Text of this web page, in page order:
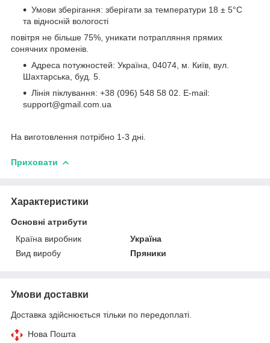
Умови зберігання: зберігати за температури 18 ± 5°C
та відносній вологості
повітря не більше 75%, уникати потрапляння прямих
сонячних променів.
Адреса потужностей: Україна, 04074, м. Київ, вул.
Шахтарська, буд. 5.
Лінія піклування: +38 (096) 548 58 02. E-mail:
support@gmail.com.ua
На виготовлення потрібно 1-3 дні.
Приховати
Характеристики
Основні атрибути
Країна виробник
Україна
Вид виробу
Пряники
Умови доставки
Доставка здійснюється тільки по передоплаті.
Нова Пошта